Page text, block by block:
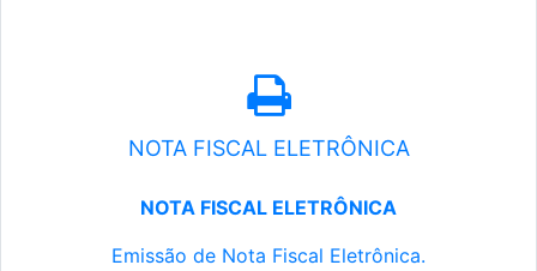
NOTA FISCAL ELETRÔNICA
NOTA FISCAL ELETRÔNICA
Emissão de Nota Fiscal Eletrônica.